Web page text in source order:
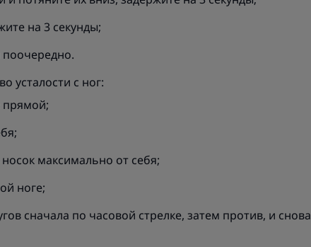
на 3 секунды;
поочередно.
усталости с ног:
прямой;
максимально от себя;
ноге;
сначала по часовой стрелке, затем против, и снова